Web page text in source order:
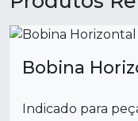
Bobina
Indicado para